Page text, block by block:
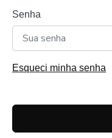
Senha
Esqueci minha senha